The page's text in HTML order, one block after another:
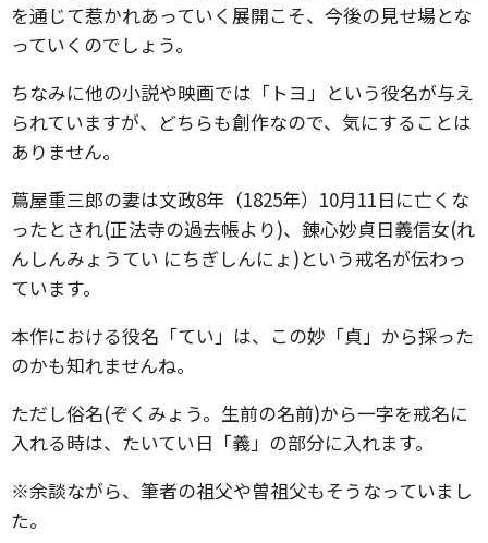
を通じて惹かれあっていく展開こそ、今後の見せ場とな
っていくのでしょう。
ちなみに他の小説や映画では「トヨ」という役名が与え
られていますが、どちらも創作なので、気にすることは
ありません。
蔦屋重三郎の妻は文政8年（1825年）10月11日に亡くな
ったとされ(正法寺の過去帳より)、錬心妙貞日義信女(れ
んしんみょうてい にちぎしんにょ)という戒名が伝わっ
ています。
本作における役名「てい」は、この妙「貞」から採った
のかも知れませんね。
ただし俗名(ぞくみょう。生前の名前)から一字を戒名に
入れる時は、たいてい日「義」の部分に入れます。
※余談ながら、筆者の祖父や曽祖父もそうなっていまし
た。